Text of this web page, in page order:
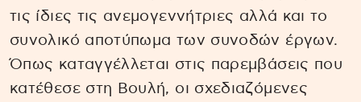
τις ίδιες τις ανεμογεννήτριες αλλά και το
συνολικό αποτύπωμα των συνοδών έργων.
Όπως καταγγέλλεται στις παρεμβάσεις που
κατέθεσε στη Βουλή, οι σχεδιαζόμενες